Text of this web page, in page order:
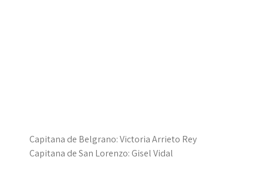
Capitana de Belgrano: Victoria Arrieto Rey
Capitana de San Lorenzo: Gisel Vidal